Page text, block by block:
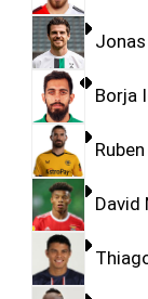
Borja
David